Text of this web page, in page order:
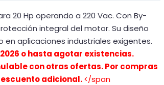
20 Hp operando a 220 Vac. Con By-
integral del motor. Su diseño
aplicaciones industriales exigentes.
o hasta agotar existencias.
con otras ofertas. Por compras
adicional.</span